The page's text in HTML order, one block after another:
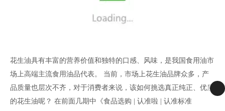
花生油具有丰富的营养价值和独特的口感、风味，是我国食用油市
场上高端主流食用油品代表。 当前，市场上花生油品牌众多，产
品质量也层次不齐，对于消费者来说，该如何挑选真正纯正、优质
的花生油呢？ 在前面几期中《食品选购 | 认准啦 | 认准标准